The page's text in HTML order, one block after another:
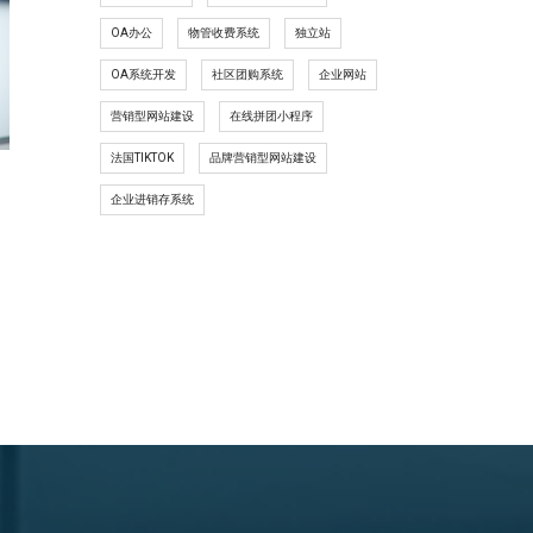
OA办公 物管收费系统 独立站
OA系统开发 社区团购系统 企业网站
营销型网站建设 在线拼团小程序
法国TIKTOK 品牌营销型网站建设
企业进销存系统